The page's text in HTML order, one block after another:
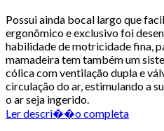
Possui ainda bocal largo que
ergonômico e exclusivo foi
habilidade de motricidade fina,
mamadeira tem também um
cólica com ventilação dupla e
circulação do ar, estimulando a
o ar seja ingerido.
Ler descri��o completa